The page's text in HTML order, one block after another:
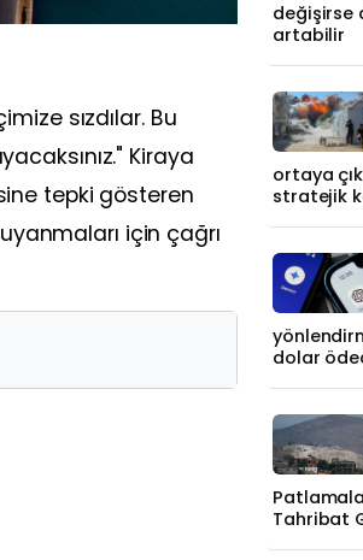
sızdılar. Bu
Kiraya
tepki gösteren
için çağrı
değişirse
artabilir
ortaya
stratejik
dolar
Tahribat